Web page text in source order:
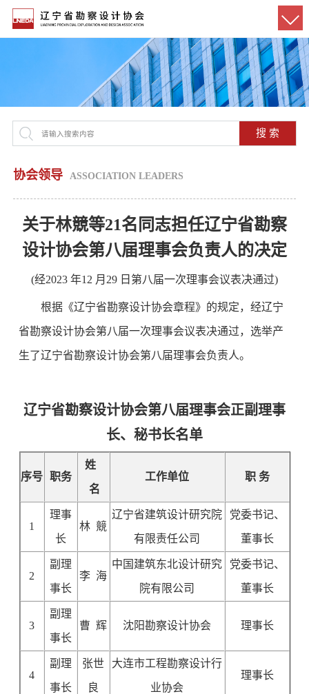
搜 索
协会领导 ASSOCIATION LEADERS
关于林競等21名同志担任辽宁省勘察
设计协会第八届理事会负责人的决定
(经2023 年12 月29 日第八届一次理事会议表决通过)
根据《辽宁省勘察设计协会章程》的规定，经辽宁
省勘察设计协会第八届一次理事会议表决通过，选举产
生了辽宁省勘察设计协会第八届理事会负责人。
辽宁省勘察设计协会第八届理事会正副理事
长、秘书长名单
序号 职务
姓
名
工作单位 职 务
1
理事
长
林 競
辽宁省建筑设计研究院
有限责任公司
党委书记、
董事长
2
副理
事长
李 海
中国建筑东北设计研究
院有限公司
党委书记、
董事长
3
副理
事长
曹 辉 沈阳勘察设计协会 理事长
4
副理
事长
张世
良
大连市工程勘察设计行
业协会
理事长